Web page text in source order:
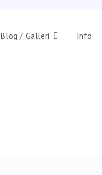
Blog / Galleri Info